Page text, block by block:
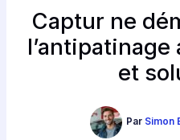
Captur ne
et
Par Simon